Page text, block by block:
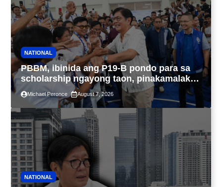
NATIONAL
PBBM, ibinida ang P19-B pondo para sa
scholarship ngayong taon, pinakamalaki
sa kasaysayan ng TESDA
Michael Peronce August 7, 2026
NATIONAL